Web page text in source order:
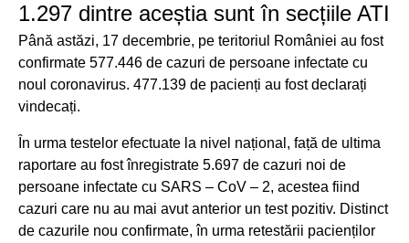
1.297 dintre aceștia sunt în secțiile ATI
Până astăzi, 17 decembrie, pe teritoriul României au fost
confirmate 577.446 de cazuri de persoane infectate cu
noul coronavirus. 477.139 de pacienți au fost declarați
vindecați.
În urma testelor efectuate la nivel național, față de ultima
raportare au fost înregistrate 5.697 de cazuri noi de
persoane infectate cu SARS – CoV – 2, acestea fiind
cazuri care nu au mai avut anterior un test pozitiv. Distinct
de cazurile nou confirmate, în urma retestării pacienților